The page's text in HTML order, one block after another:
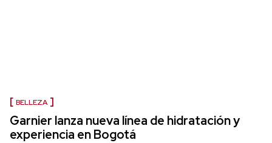
BELLEZA
Garnier lanza nueva línea de hidratación y
experiencia en Bogotá